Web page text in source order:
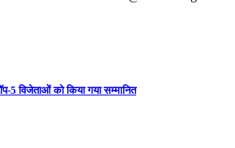
5 विजेताओं को किया गया सम्मानित